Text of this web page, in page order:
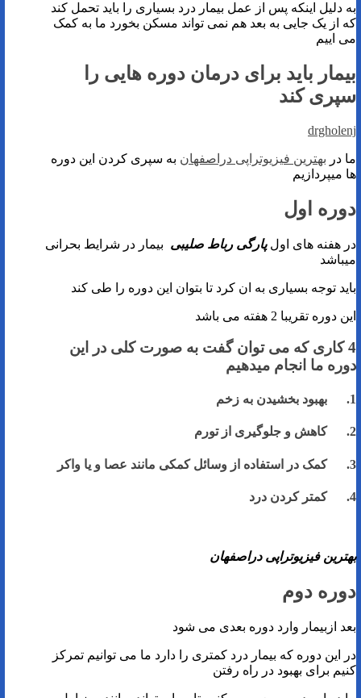
به دلیل اینکه پس از عمل بیمار درد بسیاری را باید تحمل کند
که از یک جایی به بعد هم نمی تواند مسکن بخورد ما به کمک
می اییم
بیمار باید برای درمان دوره هایی را
سپری کند
drgholenj
ما در بهترین فیزیوتراپی دراصفهان به سپری کردن این دوره
ها میپردازیم
دوره اول
در هفنه های اولپارگی رباط صلیبی بیمار در شرایط بحرانی
میباشد
باید توجه بسیاری به ان کرد تا بتوان این دوره را طی کند
این دوره تقریبا 2 هفته می باشد
4 کاری که می توان گفت به صورت کلی در این
دوره ما انجام میدهیم
1. بهبود بخشیدن به زخم
2. کاهش و جلوگیری از تورم
3. کمک در استفاده از وسائل کمکی مانند عصا و یا واکر
4. کمتر کردن درد
بهترین فیزیوتراپی دراصفهان
دوره دوم
بعد ازبیمار وارد دوره بعدی می شود
در این دوره که بیمار درد کمتری را دارد ما می توانیم تمرکز
کنیم برای بهبود در راه رفتن